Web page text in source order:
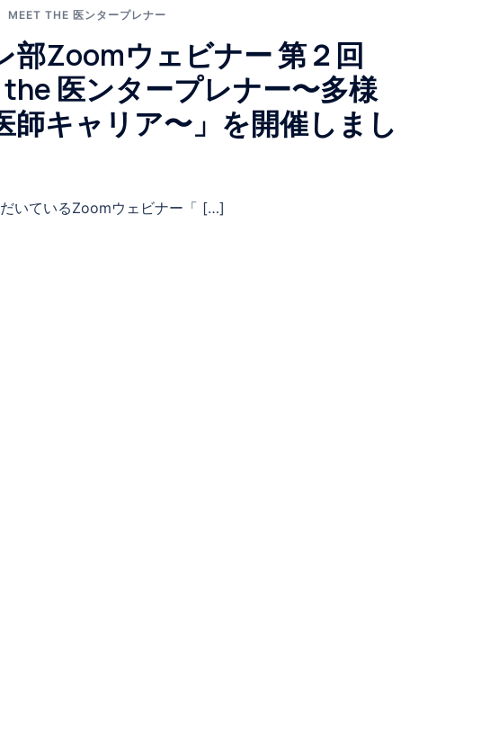
MEET THE 医ンタープレナー
部Zoomウェビナー 第２回
the 医ンタープレナー〜多様
師キャリア〜」を開催しまし
いているZoomウェビナー「 […]